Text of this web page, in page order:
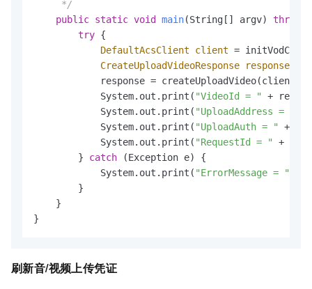
     */
public static void main(String[] argv) throws
try {
DefaultAcsClient
client =
CreateUploadVideoResponse
response
            response = createUploadVideo(client);
            System.out.print(
"VideoId = "
+
            System.out.print(
"UploadAddress = "
            System.out.print(
"UploadAuth = "
+
            System.out.print(
"RequestId = "
+
        }
catch (Exception e) {
            System.out.print(
"ErrorMessage = "
        }
    }
}
刷新音/视频上传凭证